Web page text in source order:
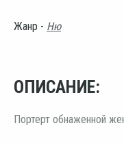
Жанр - Ню
ОПИСАНИЕ:
Портерт обнаженной